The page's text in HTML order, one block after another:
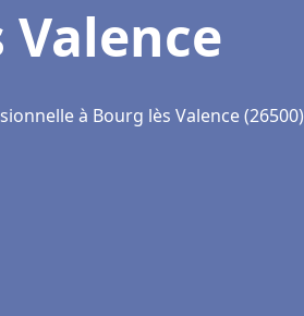
à Bourg lès Valence (26500)